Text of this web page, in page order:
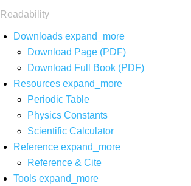
Readability
Downloads expand_more
Download Page (PDF)
Download Full Book (PDF)
Resources expand_more
Periodic Table
Physics Constants
Scientific Calculator
Reference expand_more
Reference & Cite
Tools expand_more